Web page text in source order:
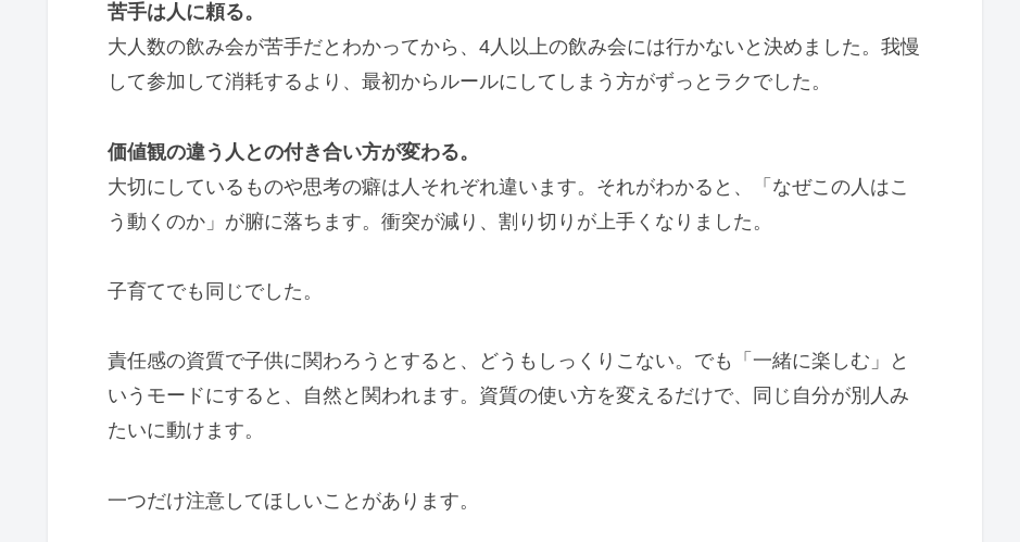
苦手は人に頼る。
大人数の飲み会が苦手だとわかってから、4人以上の飲み会には行かないと決めました。我慢
して参加して消耗するより、最初からルールにしてしまう方がずっとラクでした。
価値観の違う人との付き合い方が変わる。
大切にしているものや思考の癖は人それぞれ違います。それがわかると、「なぜこの人はこ
う動くのか」が腑に落ちます。衝突が減り、割り切りが上手くなりました。
子育てでも同じでした。
責任感の資質で子供に関わろうとすると、どうもしっくりこない。でも「一緒に楽しむ」と
いうモードにすると、自然と関われます。資質の使い方を変えるだけで、同じ自分が別人み
たいに動けます。
一つだけ注意してほしいことがあります。